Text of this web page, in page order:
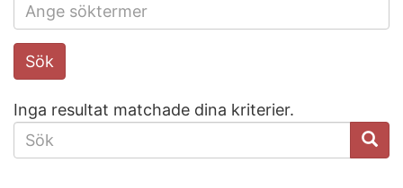
Search
this
Sök
Inga resultat matchade dina kriterier.
SÖKFORMULÄR